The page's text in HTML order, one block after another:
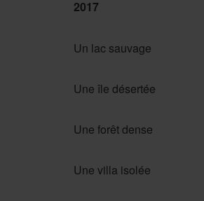
2017
Un lac sauvage
Une île désertée
Une forêt dense
Une villa isolée